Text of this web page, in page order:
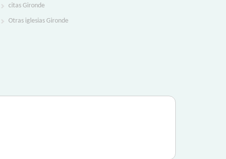
citas Gironde
Otras iglesias Gironde